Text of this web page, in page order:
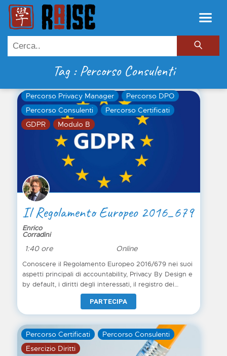
Tag : Percorso Consulenti
Percorso Privacy Manager
Percorso DPO
Percorso Consulenti
Percorso Certificati
GDPR
Modulo B
Il Regolamento Europeo 2016_679
Enrico
Corradini
1:40 ore Online
Conoscere il Regolamento Europeo 2016/679 nei suoi
aspetti principali di accountability, Privacy By Design e
by default, i diritti degli interessati, il registro dei
trattamenti, la valutazione dell'impatto. Conoscere
l'approccio al rischio, la valutazione del data breach.
PARTECIPA
Percorso Certificati
Percorso Consulenti
Esercizio Diritti